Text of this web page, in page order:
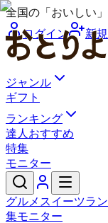
全国の「おいしい
ログイン
新
ジャンル
ギフト
ランキング
達人おすすめ
特集
モニター
グルメ スイーツラ
集モニター